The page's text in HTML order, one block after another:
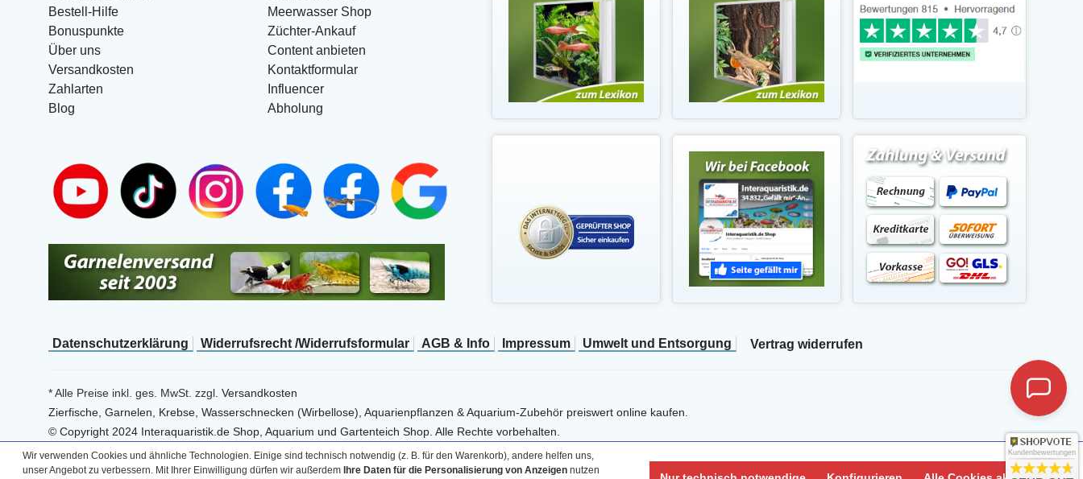
Bestell-Hilfe
Bonuspunkte
Über uns
Versandkosten
Zahlarten
Blog
Meerwasser Shop
Züchter-Ankauf
Content anbieten
Kontaktformular
Influencer
Abholung
Daten­schutz­erklärung Widerrufs­recht /Widerrufs­formular AGB & Info Impressum Umwelt und Entsorgung Vertrag widerrufen
* Alle Preise inkl. ges. MwSt. zzgl. Versandkosten
Zierfische, Garnelen, Krebse, Wasserschnecken (Wirbellose), Aquarienpflanzen & Aquarium-Zubehör preiswert online kaufen.
© Copyright 2024 Interaquaristik.de Shop, Aquarium und Gartenteich Shop. Alle Rechte vorbehalten.
Wir verwenden Cookies und ähnliche Technologien. Einige sind technisch notwendig (z. B. für den Warenkorb), andere helfen uns,
unser Angebot zu verbessern. Mit Ihrer Einwilligung dürfen wir außerdem Ihre Daten für die Personalisierung von Anzeigen nutzen
Kundenbewertungen